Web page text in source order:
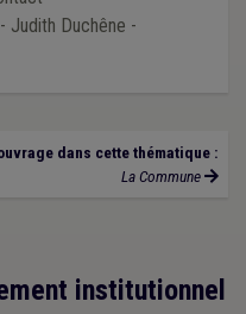
Judith Duchêne -
dans cette thématique :
La Commune
institutionnel